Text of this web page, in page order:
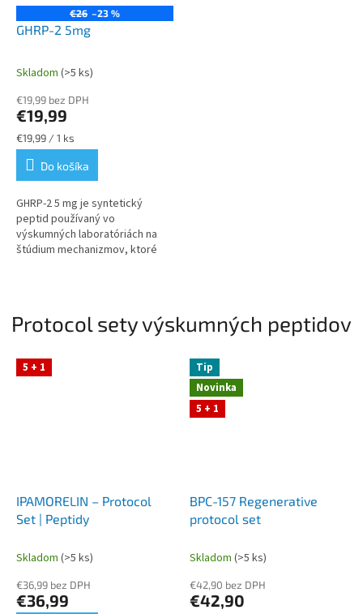
€26 –23 %
GHRP-2 5mg
Priemerné
produktu
je
5,0
z
hviezdičiek.
Skladom (>5 ks)
€19,99 bez DPH
€19,99
Jednotková
cena:
€19,99 / 1 ks
Do košíka
GHRP‑2 5 mg je syntetický
peptid používaný vo
výskumných laboratóriách na
štúdium mechanizmov, ktoré
Protocol sety výskumných peptidov
5 + 1
IPAMORELIN – Protocol
Set | Peptidy
Skladom (>5 ks)
€36,99 bez DPH
€36,99
Tip
Novinka
5 + 1
BPC-157 Regenerative
protocol set
Skladom (>5 ks)
€42,90 bez DPH
€42,90